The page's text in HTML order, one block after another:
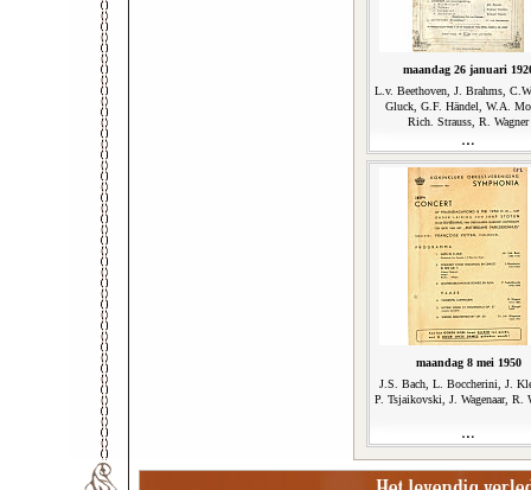
maandag 26 januari
L.v. Beethoven, J. Brahms,
Gluck, G.F. Händel, W.A.
Rich. Strauss, R. Wagner
maandag 8 mei 1950
J.S. Bach, L. Boccherini, J.
P. Tsjaikovski, J. Wagenaar, R.